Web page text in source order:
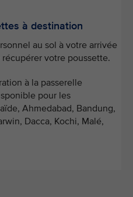
à destination
au sol à votre arrivée
votre poussette.
à la passerelle
pour les
Ahmedabad, Bandung,
Dacca, Kochi, Malé,